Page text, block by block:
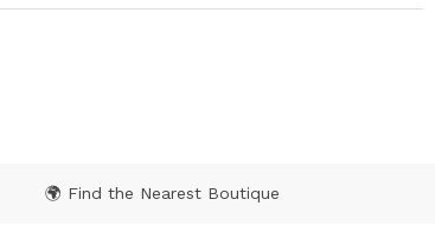
🌍 Find the Nearest Boutique